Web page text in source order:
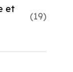
et
(19)